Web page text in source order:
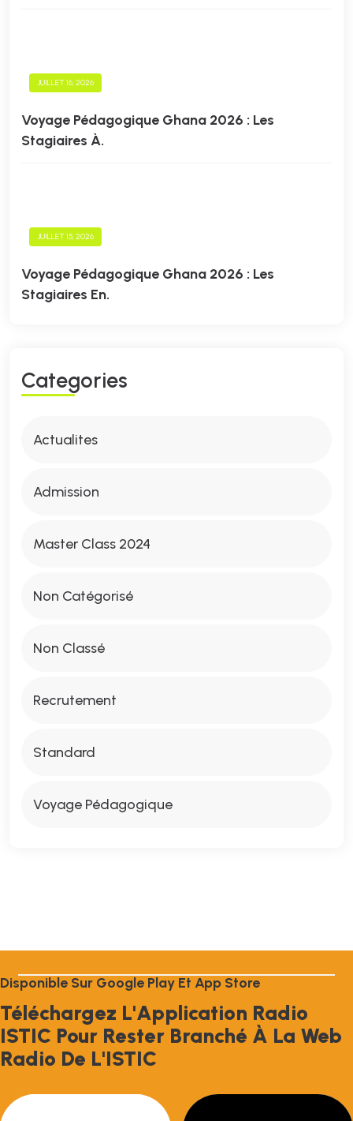
JUILLET 16, 2026
Voyage Pédagogique Ghana 2026 : Les
Stagiaires À.
JUILLET 15, 2026
Voyage Pédagogique Ghana 2026 : Les
Stagiaires En.
CATEGORIES
Actualites
Admission
Master Class 2024
Non Catégorisé
Non Classé
Recrutement
Standard
Voyage Pédagogique
DISPONIBLE SUR GOOGLE PLAY ET APP STORE
TÉLÉCHARGEZ L'APPLICATION RADIO
ISTIC POUR RESTER BRANCHÉ À LA WEB
RADIO DE L'ISTIC